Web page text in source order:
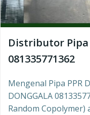
Distributor Pipa
081335771362
Mengenal Pipa PPR
DONGGALA
Random